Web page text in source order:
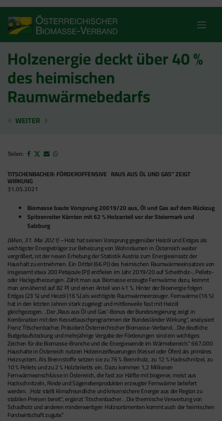
content
Holzenergie deckt über 40 %
des heimischen
Raumwärmebedarfs
BIOENERGIE KANN NOCH MEHR ALS CO2-NEUTRAL
WEITER
Teilen:
TITSCHENBACHER: FÖRDEROFFENSIVE „RAUS AUS ÖL UND GAS“ ZEIGT
WIRKUNG
31.05.2021
Biomasse baute Vorsprung 20019/20 aus, Öl und Gas auf dem Rückzug
Spitzenreiter Kärnten mit 62 % Holzanteil vor der Steiermark und
Salzburg
(Wien, 31. Mai 2021) –Holz hat seinen Vorsprung gegenüber Heizöl und Erdgas als
wichtigster Energieträger zur Beheizung von Wohnräumen in Österreich weiter
vergrößert, ist der neuen Erhebung der Statistik Austria zum Energieeinsatz der
Haushalt zu entnehmen. Ein Drittel (66 PJ) des heimischen Raumwärmeeinsatzes von
insgesamt etwa 200 Petajoule (PJ) entfielen im Jahr 2019/20 auf Scheitholz-, Pellets-
oder Hackgutheizungen. Zählt man aus Biomasse erzeugte Fernwärme dazu, kommt
man annähernd auf 82 PJ und einen Anteil von 41 %. Hinter der Bioenergie folgen
Erdgas (23 %) und Heizöl (16 %) als wichtigste Raumwärmeerzeuger. Fernwärme (16 %)
hat in den letzten Jahren stark zugelegt und mittlerweile fast mit Heizöl
gleichgezogen. „Der ‚Raus aus Öl und Gas‘-Bonus der Bundesregierung zeigt in
Kombination mit den Kesseltauschprogrammen der Bundesländer Wirkung“, analysiert
Franz Titschenbacher, Präsident Österreichischer Biomasse-Verband. „Die deutliche
Budgetaufstockung und mehrjährige Vergabe der Förderungen sind ein wichtiges
Zeichen für die Biomasse-Branche und die Energiewende im Wärmebereich.“ 667.000
Haushalte in Österreich nutzen Holzeinzelfeuerungen (Kessel oder Öfen) als primäres
Heizsystem. Als Brennstoffe setzen sie zu 76 % Brennholz, zu 12 % Hackschnitzel, zu
10 % Pellets und zu 2 % Holzbriketts ein. Dazu kommen 1,2 Millionen
Fernwärmeanschlüsse in Österreich, die fast zur Hälfte mit biogener, meist aus
Hackschnitzeln, Rinde und Sägenebenprodukten erzeugter Fernwärme beliefert
werden. „Holz stellt klimafreundliche und krisensichere Energie aus der Region zu
stabilen Preisen bereit“, ergänzt Titschenbacher. „Die thermische Verwertung von
Schadholz und anderen minderwertigen Holzsortimenten kommt auch der heimischen
Forstwirtschaft zugute.“